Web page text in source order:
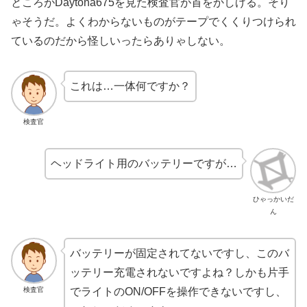
ゃそうだ。よくわからないものがテープでくくりつけられ
ているのだから怪しいったらありゃしない。
検査官
これは…一体何ですか？
ひゃっかいだ
ん
ヘッドライト用のバッテリーですが…
検査官
バッテリーが固定されてないですし、このバ
ッテリー充電されないですよね？しかも片手
でライトのON/OFFを操作できないですし、